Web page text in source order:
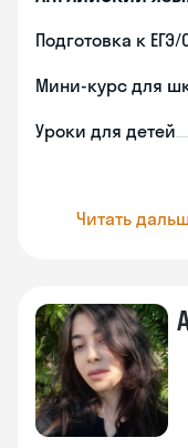
Подготовка к ЕГЭ/
Мини-курс для
Уроки для детей
Читать